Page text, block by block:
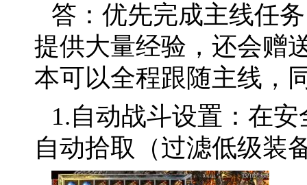
答：优先完成主线任
提供大量经验，还会赠
本可以全程跟随主线，
1.自动战斗设置：在
自动拾取（过滤低级装